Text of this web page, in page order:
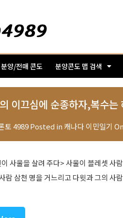
분양/전매 콘도 분양콘도 맵 검색
이끄심에 순종하자,복수
토 4989Posted in캐나다 이민일기 On
사울을 살려 주다> 사울이 블레셋 사
람 삼천 명을 거느리고 다윗과 그의 사